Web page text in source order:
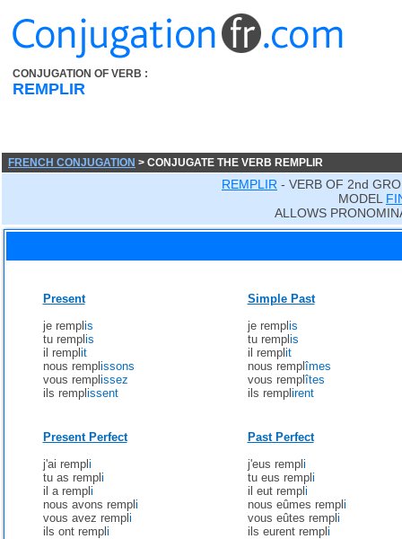
CONJUGATION OF VERB :
REMPLIR
FRENCH CONJUGATION > CONJUGATE THE VERB REMPLIR
REMPLIR - VERB OF 2nd
MODEL
ALLOWS
Present
je rempl is
tu rempl is
il rempl it
nous rempl issons
vous rempl issez
ils rempl issent
Simple Past
je rempl is
tu rempl is
il rempl it
nous rempl îmes
vous rempl îtes
ils rempl irent
Present Perfect
j'ai rempl i
tu as rempl i
il a rempl i
nous avons rempl i
vous avez rempl i
ils ont rempl i
Past Perfect
j'eus rempl i
tu eus rempl i
il eut rempl i
nous eûmes rempl i
vous eûtes rempl i
ils eurent rempl i